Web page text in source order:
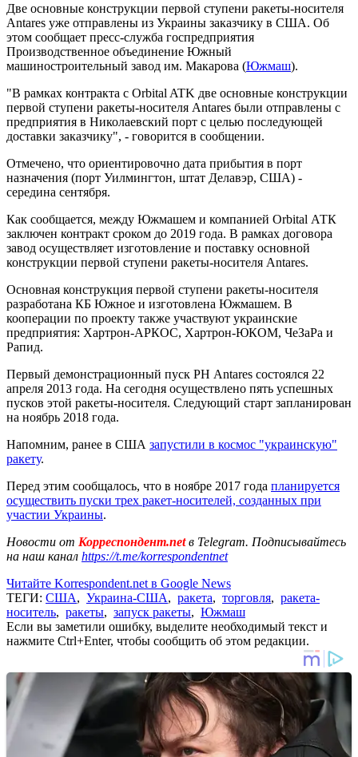
Две основные конструкции первой ступени ракеты-носителя
Antares уже отправлены из Украины заказчику в США. Об
этом сообщает пресс-служба госпредприятия
Производственное объединение Южный
машиностроительный завод им. Макарова (Южмаш).
"В рамках контракта с Orbital ATK две основные конструкции
первой ступени ракеты-носителя Antares были отправлены с
предприятия в Николаевский порт с целью последующей
доставки заказчику", - говорится в сообщении.
Отмечено, что ориентировочно дата прибытия в порт
назначения (порт Уилмингтон, штат Делавэр, США) -
середина сентября.
Как сообщается, между Южмашем и компанией Orbital АТК
заключен контракт сроком до 2019 года. В рамках договора
завод осуществляет изготовление и поставку основной
конструкции первой ступени ракеты-носителя Antares.
Основная конструкция первой ступени ракеты-носителя
разработана КБ Южное и изготовлена ​​Южмашем. В
кооперации по проекту также участвуют украинские
предприятия: Хартрон-АРКОС, Хартрон-ЮКОМ, ЧеЗаРа и
Рапид.
Первый демонстрационный пуск РН Antares состоялся 22
апреля 2013 года. На сегодня осуществлено пять успешных
пусков этой ракеты-носителя. Следующий старт запланирован
на ноябрь 2018 года.
Напомним, ранее в США запустили в космос "украинскую"
ракету.
Перед этим сообщалось, что в ноябре 2017 года планируется
осуществить пуски трех ракет-носителей, созданных при
участии Украины.
Новости от Корреспондент.netв Telegram. Подписывайтесь
на наш канал https://t.me/korrespondentnet
Читайте Korrespondent.net в Google News
ТЕГИ: США, Украина-США, ракета, торговля, ракета-
носитель, ракеты, запуск ракеты, Южмаш
Если вы заметили ошибку, выделите необходимый текст и
нажмите Ctrl+Enter, чтобы сообщить об этом редакции.